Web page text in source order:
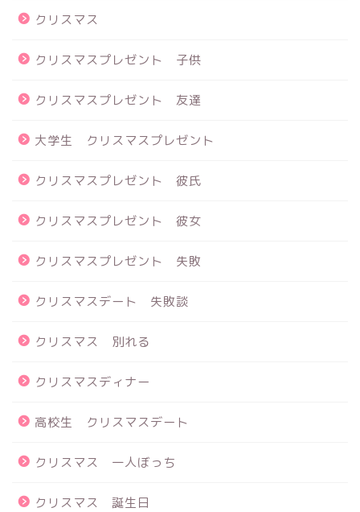
クリスマス
クリスマスプレゼント 子供
クリスマスプレゼント 友達
大学生 クリスマスプレゼント
クリスマスプレゼント 彼氏
クリスマスプレゼント 彼女
クリスマスプレゼント 失敗
クリスマスデート 失敗談
クリスマス 別れる
クリスマスディナー
高校生 クリスマスデート
クリスマス 一人ぼっち
クリスマス 誕生日